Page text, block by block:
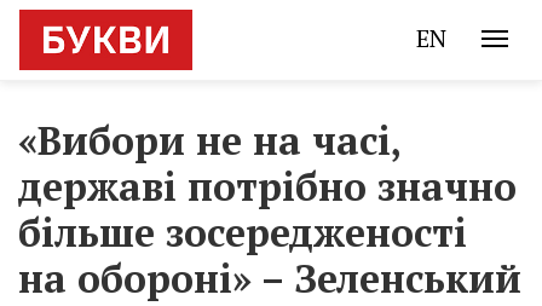
EN
«Вибори не на часі,
державі потрібно значно
більше зосередженості
на обороні» – Зеленський